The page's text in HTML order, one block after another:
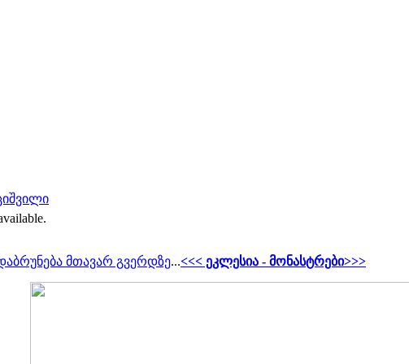
მთავარ გვერდზე...<<< ეკლესია - მონასტრები>>>